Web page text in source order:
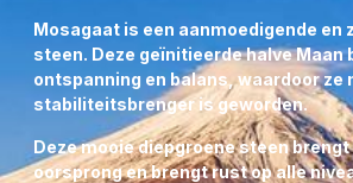
Mosagaat is een aanmoedigende en
steen. Deze geïnitieerde halve Maan
ontspanning en balans, waardoor ze
stabiliteitsbrenger is geworden.
Deze mooie diepgroene steen
oorsprong en brengt rust op alle